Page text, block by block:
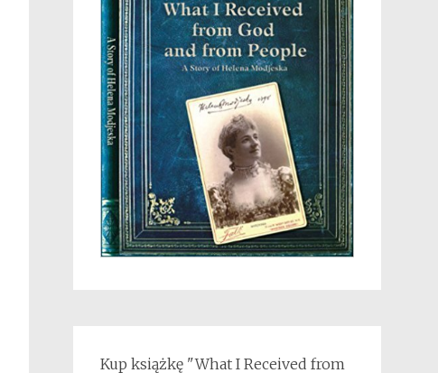
Kup książkę "What I Received from